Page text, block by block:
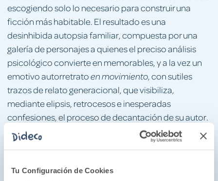
Tu Configuración de Cookies
escogiendo solo lo necesario para construir una
ficción más habitable. El resultado es una
desinhibida autopsia familiar, compuesta por una
galería de personajes a quienes el preciso análisis
psicológico convierte en memorables, y a la vez un
emotivo autorretratoen movimiento, con sutiles
trazos de relato generacional, que visibiliza,
mediante elipsis, retrocesos e inesperadas
confesiones, el proceso de decantación de su autor.
Novela de muchas vidas y de una sola,Los
ilusionistases una obra depurada y audaz sobre los
afectos, la memoria, la infancia, las ataduras de la